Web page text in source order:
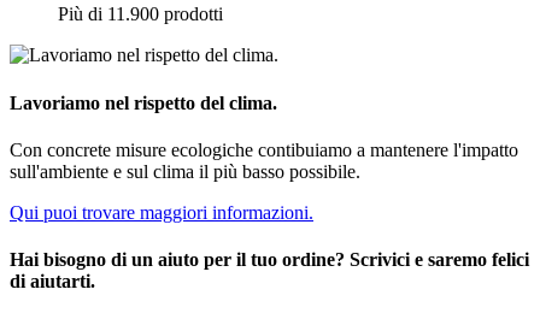
Più di 11.900 prodotti
Lavoriamo nel rispetto del clima.
Con concrete misure ecologiche contibuiamo a mantenere l'impatto
sull'ambiente e sul clima il più basso possibile.
Qui puoi trovare maggiori informazioni.
Hai bisogno di un aiuto per il tuo ordine? Scrivici e saremo felici
di aiutarti.